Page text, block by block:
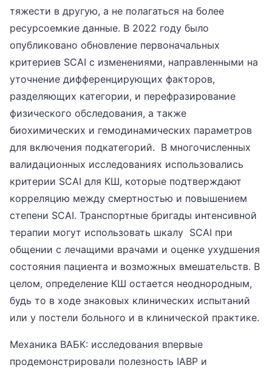
тяжести в другую, а не полагаться на более
ресурсоемкие данные. В 2022 году было
опубликовано обновление первоначальных
критериев SCAI с изменениями, направленными на
уточнение дифференцирующих факторов,
разделяющих категории, и перефразирование
физического обследования, а также
биохимических и гемодинамических параметров
для включения подкатегорий. В многочисленных
валидационных исследованиях использовались
критерии SCAI для КШ, которые подтверждают
корреляцию между смертностью и повышением
степени SCAI. Транспортные бригады интенсивной
терапии могут использовать шкалу SCAI при
общении с лечащими врачами и оценке ухудшения
состояния пациента и возможных вмешательств. В
целом, определение КШ остается неоднородным,
будь то в ходе знаковых клинических испытаний
или у постели больного и в клинической практике.
Механика ВАБК: исследования впервые
продемонстрировали полезность IABP и